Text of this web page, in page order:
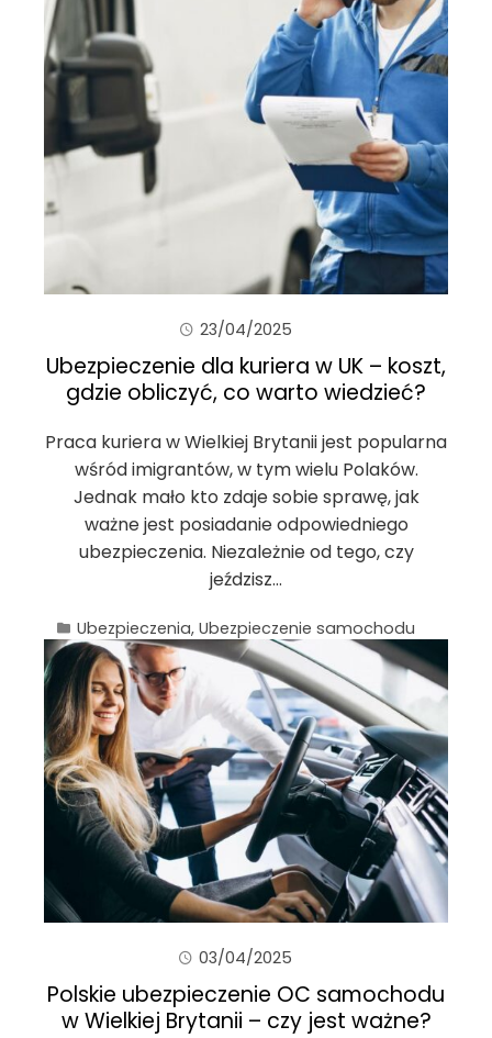
23/04/2025
Ubezpieczenie dla kuriera w UK – koszt,
gdzie obliczyć, co warto wiedzieć?
Praca kuriera w Wielkiej Brytanii jest popularna
wśród imigrantów, w tym wielu Polaków.
Jednak mało kto zdaje sobie sprawę, jak
ważne jest posiadanie odpowiedniego
ubezpieczenia. Niezależnie od tego, czy
jeździsz…
Ubezpieczenia, Ubezpieczenie samochodu
03/04/2025
Polskie ubezpieczenie OC samochodu
w Wielkiej Brytanii – czy jest ważne?